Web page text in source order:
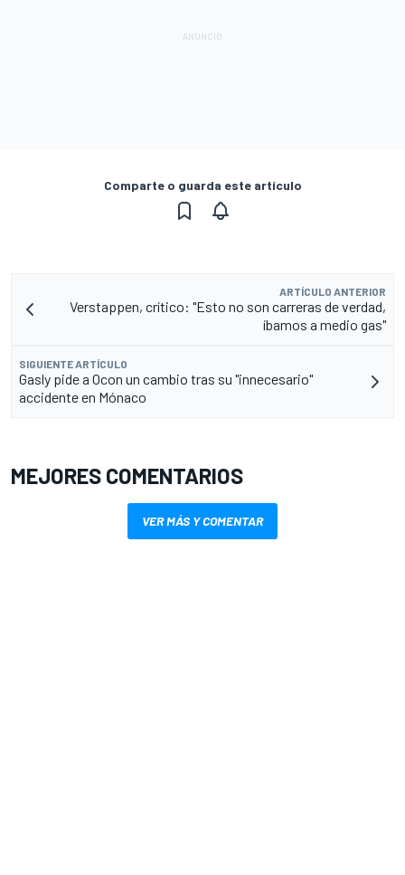
Comparte o guarda este artículo
ARTÍCULO ANTERIOR
Verstappen, crítico: "Esto no son carreras de verdad,
íbamos a medio gas"
SIGUIENTE ARTÍCULO
Gasly pide a Ocon un cambio tras su "innecesario"
accidente en Mónaco
MEJORES COMENTARIOS
VER MÁS Y COMENTAR